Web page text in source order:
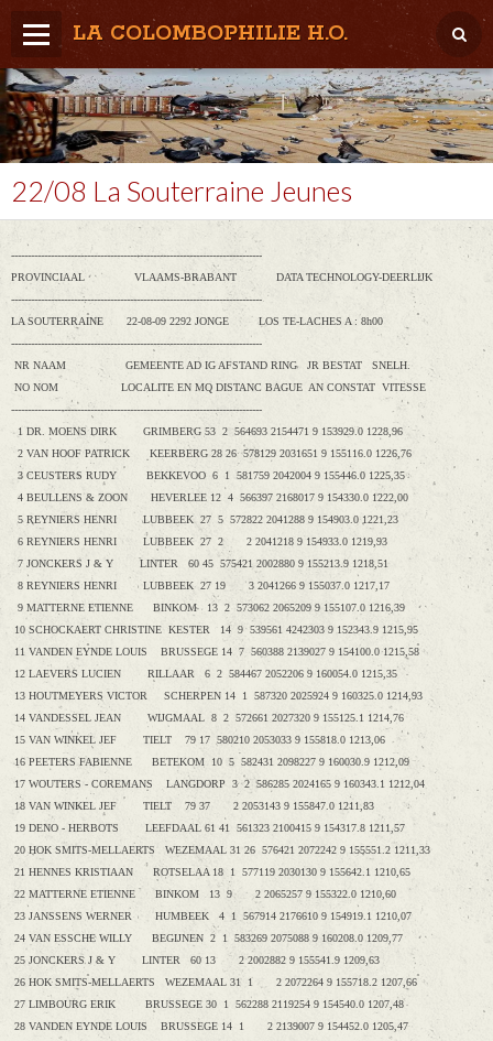
LA COLOMBOPHILIE H.O.
Home
Météo / Het weer
Lâcher / Los
Result. clubs, Provincial, (Inter)National
RFCB / KBDB
22/08 La Souterraine Jeunes
----------------------------------------------------------------------------
PROVINCIAAL VLAAMS-BRABANT DATA TECHNOLOGY-DEERLIJK
----------------------------------------------------------------------------
LA SOUTERRAINE 22-08-09 2292 JONGE LOS TE-LACHES A : 8h00
----------------------------------------------------------------------------
NR NAAM GEMEENTE AD IG AFSTAND RING JR BESTAT SNELH.
NO NOM LOCALITE EN MQ DISTANC BAGUE AN CONSTAT VITESSE
----------------------------------------------------------------------------
1 DR. MOENS DIRK GRIMBERG 53 2 564693 2154471 9 153929.0 1228,96
2 VAN HOOF PATRICK KEERBERG 28 26 578129 2031651 9 155116.0 1226,76
3 CEUSTERS RUDY BEKKEVOO 6 1 581759 2042004 9 155446.0 1225,35
4 BEULLENS & ZOON HEVERLEE 12 4 566397 2168017 9 154330.0 1222,00
5 REYNIERS HENRI LUBBEEK 27 5 572822 2041288 9 154903.0 1221,23
6 REYNIERS HENRI LUBBEEK 27 2 2 2041218 9 154933.0 1219,93
7 JONCKERS J & Y LINTER 60 45 575421 2002880 9 155213.9 1218,51
8 REYNIERS HENRI LUBBEEK 27 19 3 2041266 9 155037.0 1217,17
9 MATTERNE ETIENNE BINKOM 13 2 573062 2065209 9 155107.0 1216,39
10 SCHOCKAERT CHRISTINE KESTER 14 9 539561 4242303 9 152343.9 1215,95
11 VANDEN EYNDE LOUIS BRUSSEGE 14 7 560388 2139027 9 154100.0 1215,58
12 LAEVERS LUCIEN RILLAAR 6 2 584467 2052206 9 160054.0 1215,35
13 HOUTMEYERS VICTOR SCHERPEN 14 1 587320 2025924 9 160325.0 1214,93
14 VANDESSEL JEAN WIJGMAAL 8 2 572661 2027320 9 155125.1 1214,76
15 VAN WINKEL JEF TIELT 79 17 580210 2053033 9 155818.0 1213,06
16 PEETERS FABIENNE BETEKOM 10 5 582431 2098227 9 160030.9 1212,09
17 WOUTERS - COREMANS LANGDORP 3 2 586285 2024165 9 160343.1 1212,04
18 VAN WINKEL JEF TIELT 79 37 2 2053143 9 155847.0 1211,83
19 DENO - HERBOTS LEEFDAAL 61 41 561323 2100415 9 154317.8 1211,57
20 HOK SMITS-MELLAERTS WEZEMAAL 31 26 576421 2072242 9 155551.2 1211,33
21 HENNES KRISTIAAN ROTSELAA 18 1 577119 2030130 9 155642.1 1210,65
22 MATTERNE ETIENNE BINKOM 13 9 2 2065257 9 155322.0 1210,60
23 JANSSENS WERNER HUMBEEK 4 1 567914 2176610 9 154919.1 1210,07
24 VAN ESSCHE WILLY BEGIJNEN 2 1 583269 2075088 9 160208.0 1209,77
25 JONCKERS J & Y LINTER 60 13 2 2002882 9 155541.9 1209,63
26 HOK SMITS-MELLAERTS WEZEMAAL 31 1 2 2072264 9 155718.2 1207,66
27 LIMBOURG ERIK BRUSSEGE 30 1 562288 2119254 9 154540.0 1207,48
28 VANDEN EYNDE LOUIS BRUSSEGE 14 1 2 2139007 9 154452.0 1205,47